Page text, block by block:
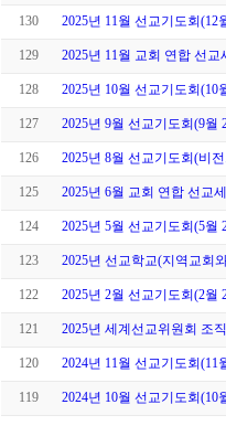
130 2025년 11월 선교기도회(12
129 2025년 11월 교회 연합 선
128 2025년 10월 선교기도회(10
127 2025년 9월 선교기도회(9월
126 2025년 8월 선교기도회(비
125 2025년 6월 교회 연합 선교
124 2025년 5월 선교기도회(5월
123 2025년 선교학교(지역교회
122 2025년 2월 선교기도회(2월
121 2025년 세계선교위원회 조
120 2024년 11월 선교기도회(11
119 2024년 10월 선교기도회(10